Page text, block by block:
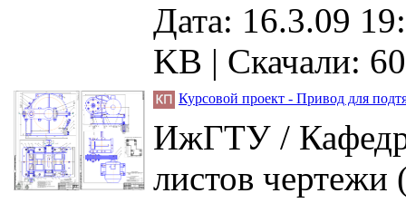
Дата: 16.3.09
KB | Скачали: 60
Курсовой проект - Привод для
ИжГТУ /
листов